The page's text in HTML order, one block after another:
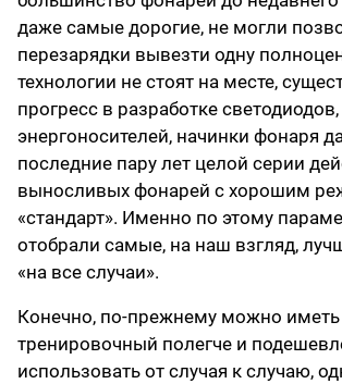
даже самые дорогие, не могли
перезарядки вывезти одну
технологии не стоят на месте,
прогресс в разработке светодиодов,
энергоносителей, начинки фонаря
последние пару лет целой серии
выносливых фонарей с хорошим
«‎стандарт»‎. Именно по этому
отобрали самые, на наш взгляд,
«‎на все случаи»‎.
Конечно, по-прежнему можно иметь
тренировочный полегче и
использовать от случая к случаю,